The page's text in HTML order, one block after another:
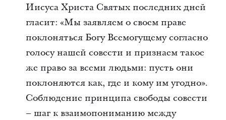
Иисуса Христа Святых последних дней
гласит: «Мы заявляем о своем праве
поклоняться Богу Всемогущему согласно
голосу нашей совести и признаем такое
же право за всеми людьми: пусть они
поклоняются как, где и кому им угодно».
Соблюдение принципа свободы совести
– шаг к взаимопониманию между